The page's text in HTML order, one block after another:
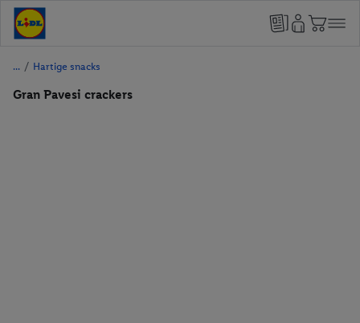
/ Hartige snacks
Gran Pavesi crackers